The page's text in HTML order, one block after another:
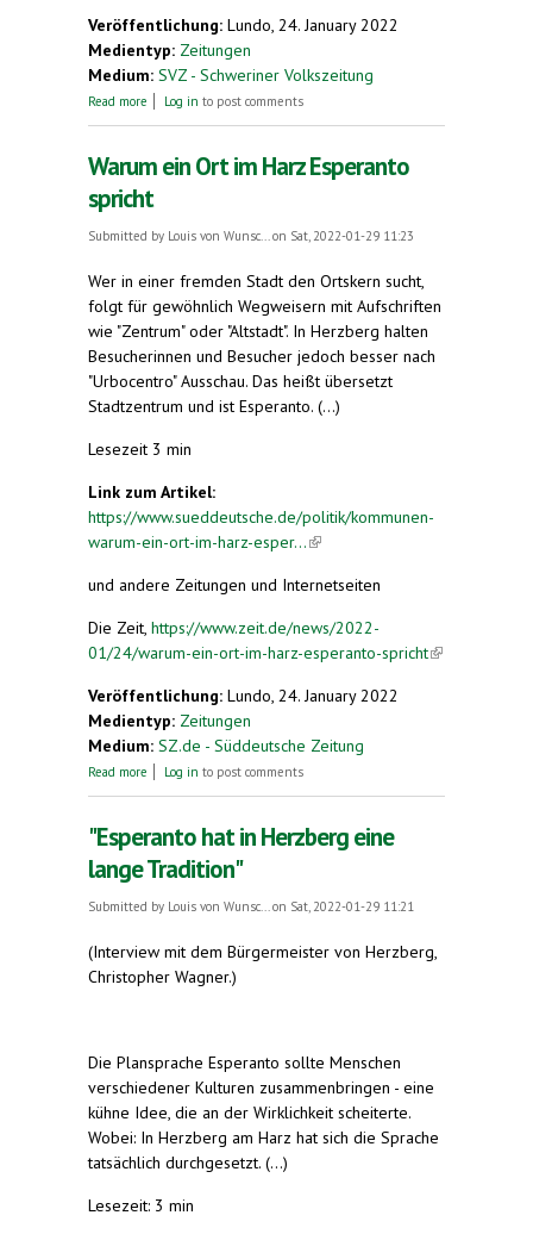
Veröffentlichung: Lundo, 24. January 2022
Medientyp: Zeitungen
Medium: SVZ - Schweriner Volkszeitung
Read more about Sprache ohne Land
Log in to post comments
Warum ein Ort im Harz Esperanto
spricht
Submitted by Louis von Wunsc...on Sat, 2022-01-29 11:23
Wer in einer fremden Stadt den Ortskern sucht,
folgt für gewöhnlich Wegweisern mit Aufschriften
wie "Zentrum" oder "Altstadt". In Herzberg halten
Besucherinnen und Besucher jedoch besser nach
"Urbocentro" Ausschau. Das heißt übersetzt
Stadtzentrum und ist Esperanto. (...)
Lesezeit 3 min
Link zum Artikel:
https://www.sueddeutsche.de/politik/kommunen-
warum-ein-ort-im-harz-esper...(link is external)
und andere Zeitungen und Internetseiten
Die Zeit, https://www.zeit.de/news/2022-
01/24/warum-ein-ort-im-harz-esperanto-spricht(link is
Veröffentlichung: Lundo, 24. January 2022
Medientyp: Zeitungen
Medium: SZ.de - Süddeutsche Zeitung
Read more about Warum ein Ort im Harz Esperanto spricht
Log in to post comments
"Esperanto hat in Herzberg eine
lange Tradition"
Submitted by Louis von Wunsc...on Sat, 2022-01-29 11:21
(Interview mit dem Bürgermeister von Herzberg,
Christopher Wagner.)
Die Plansprache Esperanto sollte Menschen
verschiedener Kulturen zusammenbringen - eine
kühne Idee, die an der Wirklichkeit scheiterte.
Wobei: In Herzberg am Harz hat sich die Sprache
tatsächlich durchgesetzt. (...)
Lesezeit: 3 min